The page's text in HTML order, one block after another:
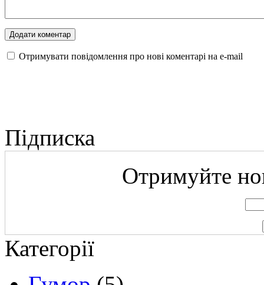
Отримувати повідомлення про нові коментарі на е-mail
Підписка
Отримуйте
Категорії